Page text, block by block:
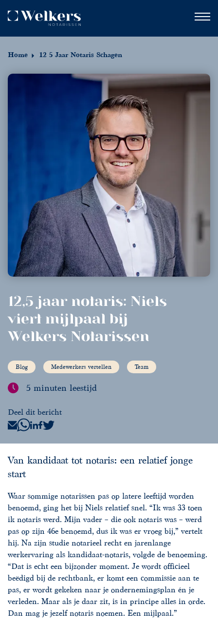
Home 12 5 Jaar Notaris Schagen
12,5 jaar notaris: Niels
viert mijlpaal bij
Welkers Notarissen
Blog Medewerkers vertellen Team
5 minuten leestijd
Deel dit bericht
Van kandidaat tot notaris: een relatief jonge
start
Waar sommige notarissen pas op latere leeftijd worden
benoemd, ging het bij Niels relatief snel. “Ik was 33 toen
ik notaris werd. Mijn vader – die ook notaris was – werd
pas op zijn 46e benoemd, dus ik was er vroeg bij,” vertelt
hij. Na zijn studie notarieel recht en jarenlange
werkervaring als kandidaat-notaris, volgde de benoeming.
“Dat is echt een bijzonder moment. Je wordt officieel
beëdigd bij de rechtbank, er komt een commissie aan te
pas, er wordt gekeken naar je ondernemingsplan én je
verleden. Maar als je daar zit, is in principe alles in orde.
Dan mag je jezelf notaris noemen. Een mijlpaal.”